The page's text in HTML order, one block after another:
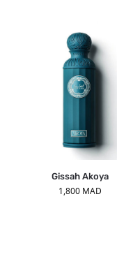
Gissah Akoya
1,800 MAD